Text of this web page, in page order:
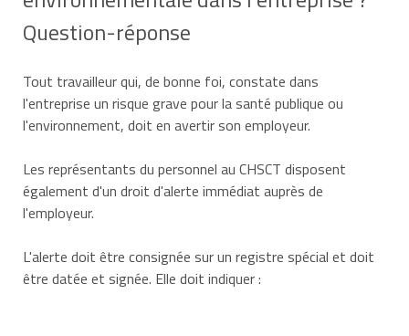
Question-réponse
Tout travailleur qui, de bonne foi, constate dans
l'entreprise un risque grave pour la santé publique ou
l'environnement, doit en avertir son employeur.
Les représentants du personnel au CHSCT disposent
également d'un droit d'alerte immédiat auprès de
l'employeur.
L'alerte doit être consignée sur un registre spécial et doit
être datée et signée. Elle doit indiquer :